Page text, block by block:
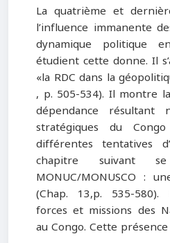
La quatrième et
l’influence immanente
dynamique politique
étudient cette donne. Il
«la RDC dans la
, p. 505-534). Il montre
dépendance résultant
stratégiques du
différentes tentatives
chapitre
MONUC/MONUSCO :
(Chap. 13,p. 535-580).
forces et missions des
au Congo. Cette